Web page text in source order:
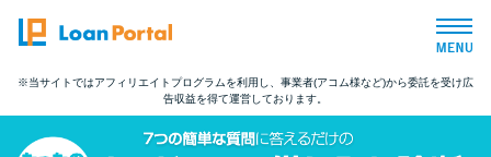
トップページ
※当サイトではアフィリエイトプログラムを利用し、事業者(アコム様など)から委託を受け広
告収益を得て運営しております。